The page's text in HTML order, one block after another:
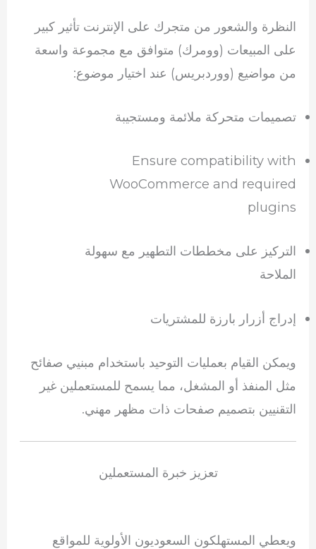
النظرة والشعور من متجرك على الإنترنت تأثير كبير
على المبيعات (وومرك) متوافق مع مجموعة واسعة
من مواضيع (ووردبريس) عند اختيار موضوع:
تصميمات متحركة ملائمة ومستجيبة
Ensure compatibility with
WooCommerce and required
plugins
التركيز على مخططات التطهير مع سهولة
الملاحة
إدراج أزرار بارزة للمشتريات
ويمكن القيام بعمليات التوحيد باستخدام مبنيي صفائح
مثل المنفذ أو المشغل، مما يسمح للمستعملين غير
التقنيين بتصميم صفحات ذات مظهر مهني.
تعزيز خبرة المستعملين
ويعطي المستهلكون السعوديون الأولوية للمواقع